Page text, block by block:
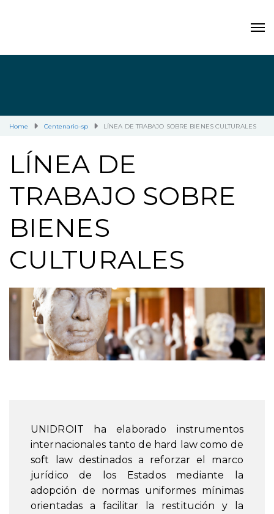
Home Centenario-sp LÍNEA DE TRABAJO SOBRE BIENES CULTURALES
LÍNEA DE
TRABAJO SOBRE
BIENES
CULTURALES
UNIDROIT ha elaborado instrumentos
internacionales tanto de hard law como de
soft law destinados a reforzar el marco
jurídico de los Estados mediante la
adopción de normas uniformes mínimas
orientadas a facilitar la restitución y la